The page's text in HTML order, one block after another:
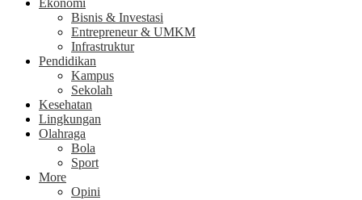
Ekonomi
Bisnis & Investasi
Entrepreneur & UMKM
Infrastruktur
Pendidikan
Kampus
Sekolah
Kesehatan
Lingkungan
Olahraga
Bola
Sport
More
Opini